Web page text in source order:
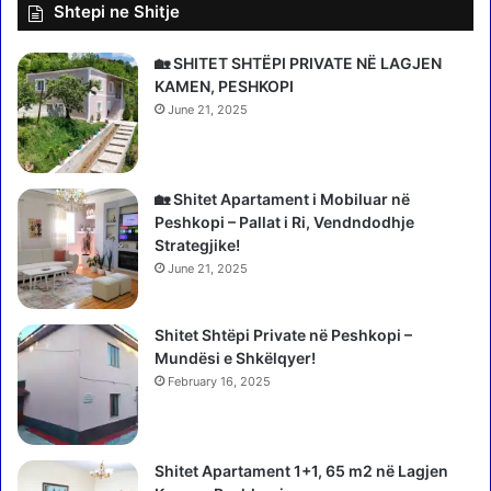
p
ë
r
p
l
a
s
e
m
e
t
r
a
f
i
k
n
d
a
a
r
a
l
a
m
r
i
m
n
e
p
a
p
i
Shtepi ne Shitje
🏡 SHITET SHTËPI PRIVATE NË LAGJEN
KAMEN, PESHKOPI
June 21, 2025
🏡 Shitet Apartament i Mobiluar në
Peshkopi – Pallat i Ri, Vendndodhje
Strategjike!
June 21, 2025
Shitet Shtëpi Private në Peshkopi –
Mundësi e Shkëlqyer!
February 16, 2025
Shitet Apartament 1+1, 65 m2 në Lagjen